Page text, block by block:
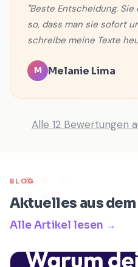
"Beste Entscheidung.
so, dass man sie sofort
schreibe meine Texte
M Melanie Lima
Alle 12 Bewertungen
BLOG
Aktuelles aus
Alle Artikel lesen →